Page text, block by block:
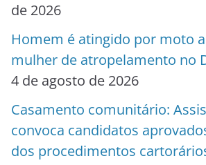
de 2026
Homem é atingido por moto
mulher de atropelamento no
4 de agosto de 2026
Casamento comunitário:
convoca candidatos
dos procedimentos